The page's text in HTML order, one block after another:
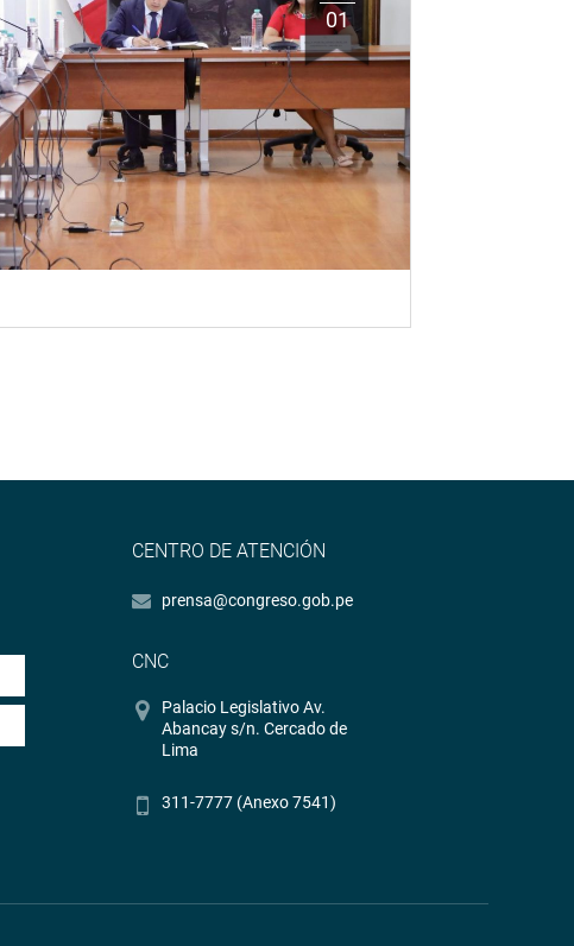
01
CENTRO DE ATENCIÓN
prensa@congreso.gob.pe
CNC
Palacio Legislativo Av.
Abancay s/n. Cercado de
Lima
311-7777 (Anexo 7541)